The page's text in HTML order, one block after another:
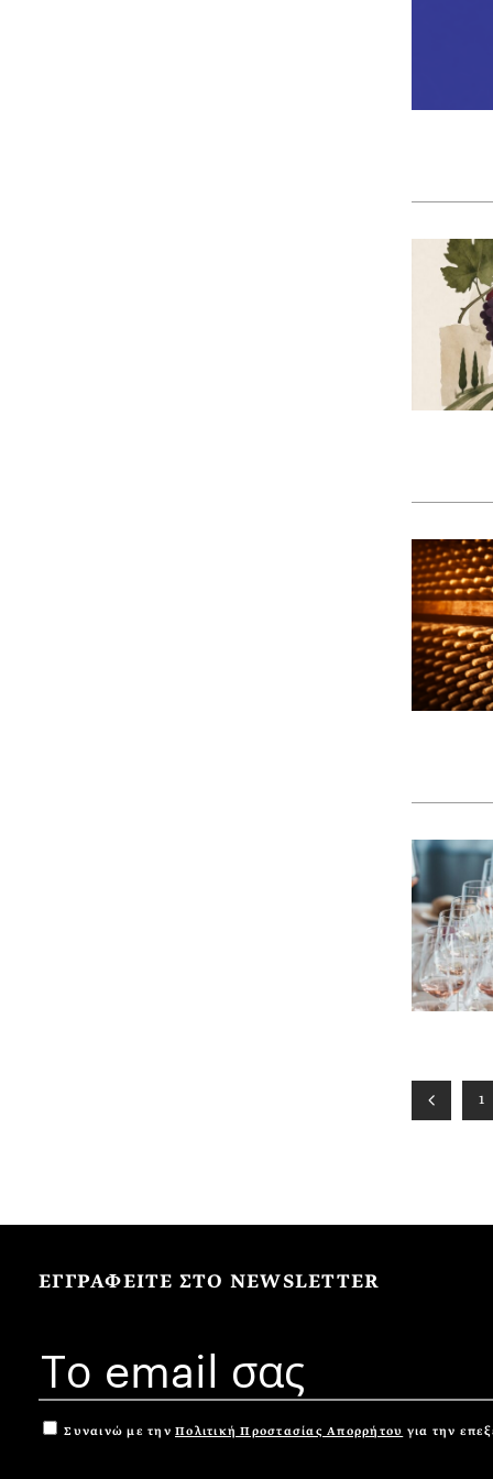
1
ΕΓΓΡΑΦΕΙΤΕ ΣΤΟ NEWSLETTER
Συναινώ με την Πολιτική Προστασίας Απορρήτου για την